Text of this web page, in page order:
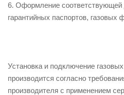
6. Оформление соответствующей
гарантийных паспортов, газовых
Установка и подключение
производится согласно
производителя с применением